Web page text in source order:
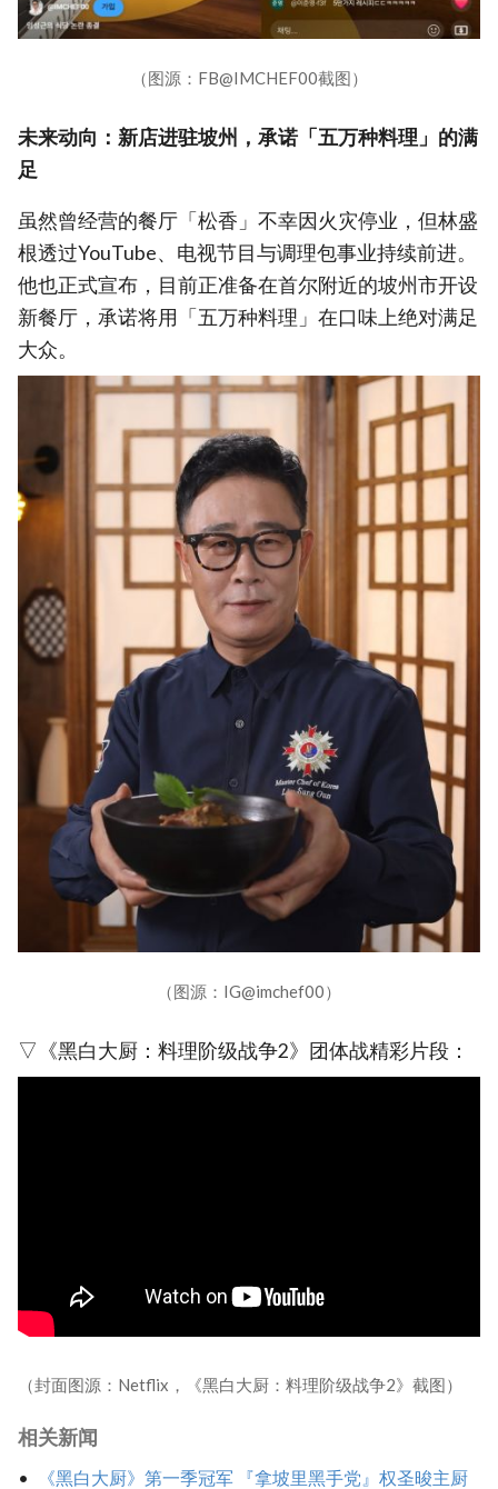
（图源：FB@IMCHEF00截图）
未来动向：新店进驻坡州，承诺「五万种料理」的满
足
虽然曾经营的餐厅「松香」不幸因火灾停业，但林盛
根透过YouTube、电视节目与调理包事业持续前进。
他也正式宣布，目前正准备在首尔附近的坡州市开设
新餐厅，承诺将用「五万种料理」在口味上绝对满足
大众。
（图源：IG@imchef00）
▽《黑白大厨：料理阶级战争2》团体战精彩片段：
（封面图源：Netflix，《黑白大厨：料理阶级战争2》截图）
相关新闻
《黑白大厨》第一季冠军 『拿坡里黑手党』权圣晙主厨